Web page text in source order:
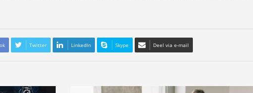
Twitter LinkedIn Skype Deel via e-mail